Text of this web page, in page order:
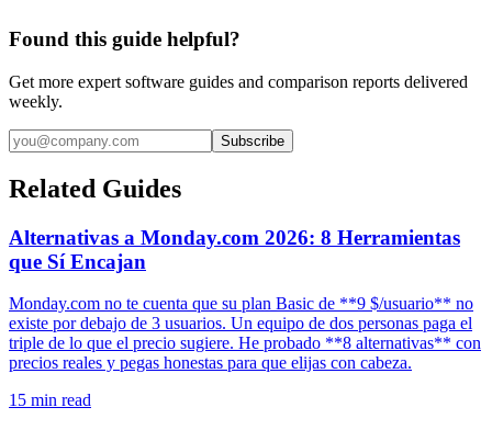
Found this guide helpful?
Get more expert software guides and comparison reports delivered
weekly.
Subscribe
Related Guides
Alternativas a Monday.com 2026: 8 Herramientas
que Sí Encajan
Monday.com no te cuenta que su plan Basic de **9 $/usuario** no
existe por debajo de 3 usuarios. Un equipo de dos personas paga el
triple de lo que el precio sugiere. He probado **8 alternativas** con
precios reales y pegas honestas para que elijas con cabeza.
15 min read